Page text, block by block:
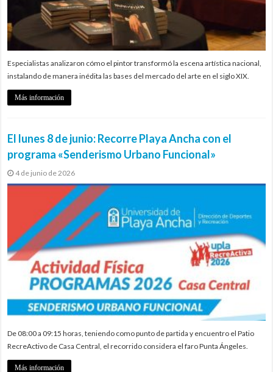
Especialistas analizaron cómo el pintor transformó la escena artística nacional,
instalando de manera inédita las bases del mercado del arte en el siglo XIX.
Más información
El lunes 8 de junio: Recorre Playa Ancha con el
programa «Senderismo Urbano Funcional»
4 de junio de 2026
De 08:00 a 09:15 horas, teniendo como punto de partida y encuentro el Patio
RecreActivo de Casa Central, el recorrido considera el faro Punta Ángeles.
Más información